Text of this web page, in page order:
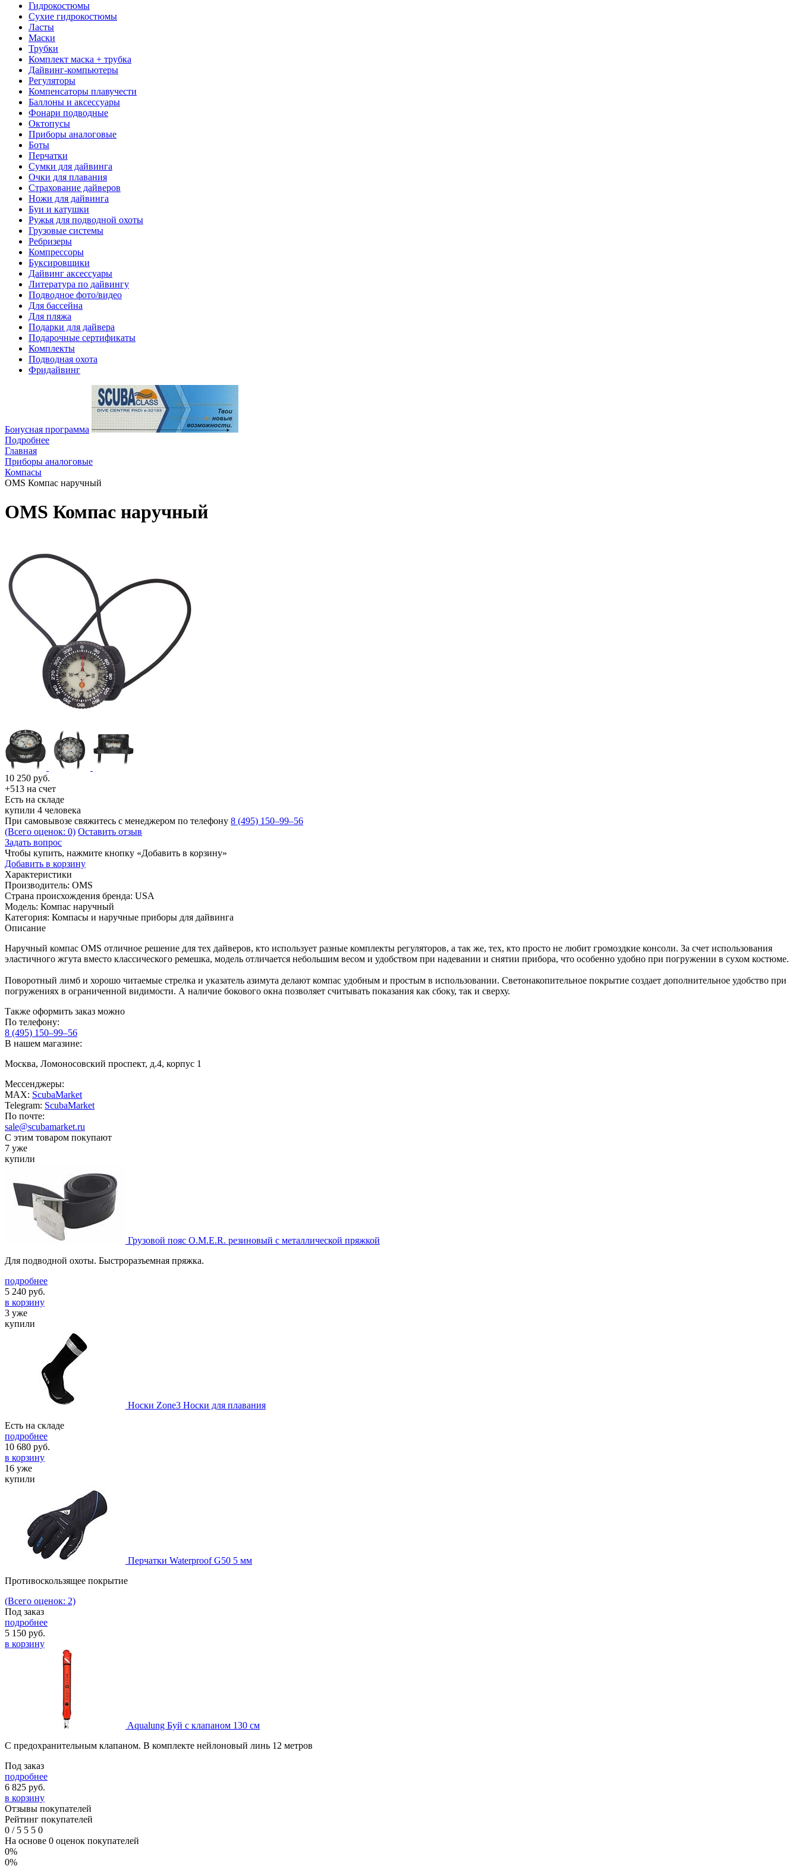
Гидрокостюмы
Сухие гидрокостюмы
Ласты
Маски
Трубки
Комплект маска + трубка
Дайвинг-компьютеры
Регуляторы
Компенсаторы плавучести
Баллоны и аксессуары
Фонари подводные
Октопусы
Приборы аналоговые
Боты
Перчатки
Сумки для дайвинга
Очки для плавания
Страхование дайверов
Ножи для дайвинга
Буи и катушки
Ружья для подводной охоты
Грузовые системы
Ребризеры
Компрессоры
Буксировщики
Дайвинг аксессуары
Литература по дайвингу
Подводное фото/видео
Для бассейна
Для пляжа
Подарки для дайвера
Подарочные сертификаты
Комплекты
Подводная охота
Фридайвинг
Бонусная программа
Подробнее
Главная
Приборы аналоговые
Компасы
OMS Компас наручный
OMS Компас наручный
10 250 руб.
+513 на счет
Есть на складе
купили 4 человека
При самовывозе свяжитесь с менеджером по телефону 8 (495) 150–99–56
(Всего оценок: 0) Оставить отзыв
Задать вопрос
Чтобы купить, нажмите кнопку «Добавить в корзину»
Добавить в корзину
Характеристики
Производитель: OMS
Страна происхождения бренда: USA
Модель: Компас наручный
Категория: Компасы и наручные приборы для дайвинга
Описание
Наручный компас OMS отличное решение для тех дайверов, кто использует разные комплекты регуляторов, а так же, тех, кто просто не любит громоздкие консоли. За счет использования
эластичного жгута вместо классического ремешка, модель отличается небольшим весом и удобством при надевании и снятии прибора, что особенно удобно при погружении в сухом костюме.
Поворотный лимб и хорошо читаемые стрелка и указатель азимута делают компас удобным и простым в использовании. Светонакопительное покрытие создает дополнительное удобство при
погружениях в ограниченной видимости. А наличие бокового окна позволяет считывать показания как сбоку, так и сверху.
Также оформить заказ можно
По телефону:
8 (495) 150–99–56
В нашем магазине:
Москва, Ломоносовский проспект, д.4, корпус 1
Мессенджеры:
MAX: ScubaMarket
Telegram: ScubaMarket
По почте:
sale@scubamarket.ru
С этим товаром покупают
7 уже
купили
Грузовой пояс O.M.E.R. резиновый с металлической пряжкой
Для подводной охоты. Быстроразъемная пряжка.
подробнее
5 240 руб.
в корзину
3 уже
купили
Носки Zone3 Носки для плавания
Есть на складе
подробнее
10 680 руб.
в корзину
16 уже
купили
Перчатки Waterproof G50 5 мм
Противоскользящее покрытие
(Всего оценок: 2)
Под заказ
подробнее
5 150 руб.
в корзину
Aqualung Буй с клапаном 130 см
С предохранительным клапаном. В комплекте нейлоновый линь 12 метров
Под заказ
подробнее
6 825 руб.
в корзину
Отзывы покупателей
Рейтинг покупателей
0 /5 5 5 0
На основе 0 оценок покупателей
0%
0%